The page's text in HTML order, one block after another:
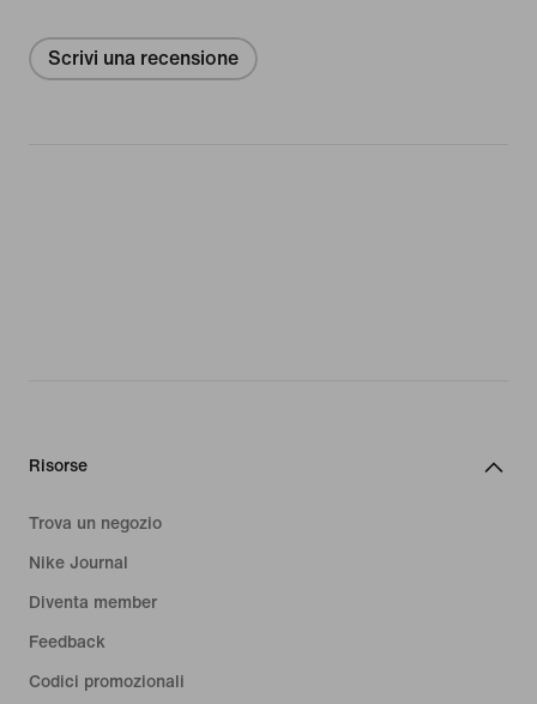
Scrivi una recensione
Risorse
Trova un negozio
Nike Journal
Diventa member
Feedback
Codici promozionali